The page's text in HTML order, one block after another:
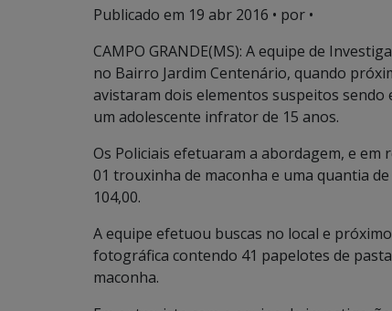
Publicado em 19 abr 2016 • por •
CAMPO GRANDE(MS): A equipe de
no Bairro Jardim Centenário, quando
avistaram dois elementos suspeitos sendo
um adolescente infrator de 15 anos.
Os Policiais efetuaram a abordagem, e
01 trouxinha de maconha e uma quantia
104,00.
A equipe efetuou buscas no local e
fotográfica contendo 41 papelotes de
maconha.